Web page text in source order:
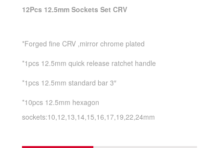
12Pcs 12.5mm Sockets Set CRV
*Forged fine CRV ,mirror chrome plated
*1pcs 12.5mm quick release ratchet handle
*1pcs 12.5mm standard bar 3″
*10pcs 12.5mm hexagon
sockets:10,12,13,14,15,16,17,19,22,24mm